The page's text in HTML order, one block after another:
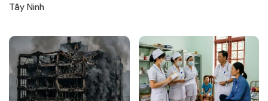
Tây Ninh